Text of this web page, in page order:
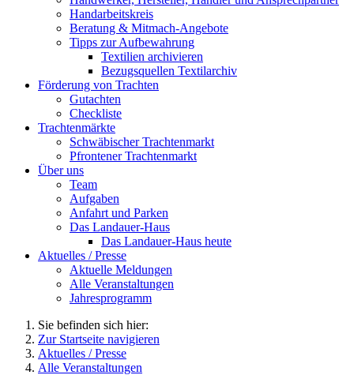
Handarbeitskreis
Beratung & Mitmach-Angebote
Tipps zur Aufbewahrung
Textilien archivieren
Bezugsquellen Textilarchiv
Förderung von Trachten
Gutachten
Checkliste
Trachtenmärkte
Schwäbischer Trachtenmarkt
Pfrontener Trachtenmarkt
Über uns
Team
Aufgaben
Anfahrt und Parken
Das Landauer-Haus
Das Landauer-Haus heute
Aktuelles / Presse
Aktuelle Meldungen
Alle Veranstaltungen
Jahresprogramm
Sie befinden sich hier:
Zur Startseite navigieren
Aktuelles / Presse
Alle Veranstaltungen